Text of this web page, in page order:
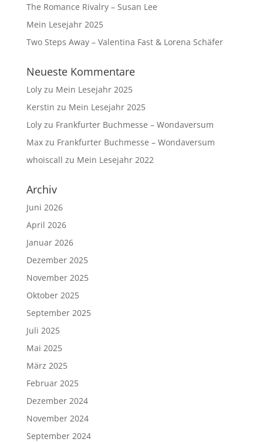
The Romance Rivalry – Susan Lee
Mein Lesejahr 2025
Two Steps Away – Valentina Fast & Lorena Schäfer
Neueste Kommentare
Lolyzu Mein Lesejahr 2025
Kerstin zu Mein Lesejahr 2025
Lolyzu Frankfurter Buchmesse – Wondaversum
Maxzu Frankfurter Buchmesse – Wondaversum
whoiscall zu Mein Lesejahr 2022
Archiv
Juni 2026
April 2026
Januar 2026
Dezember 2025
November 2025
Oktober 2025
September 2025
Juli 2025
Mai 2025
März 2025
Februar 2025
Dezember 2024
November 2024
September 2024